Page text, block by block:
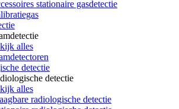
stationaire gasdetectie
alles
detectie
detectie
alles
radiologische detectie